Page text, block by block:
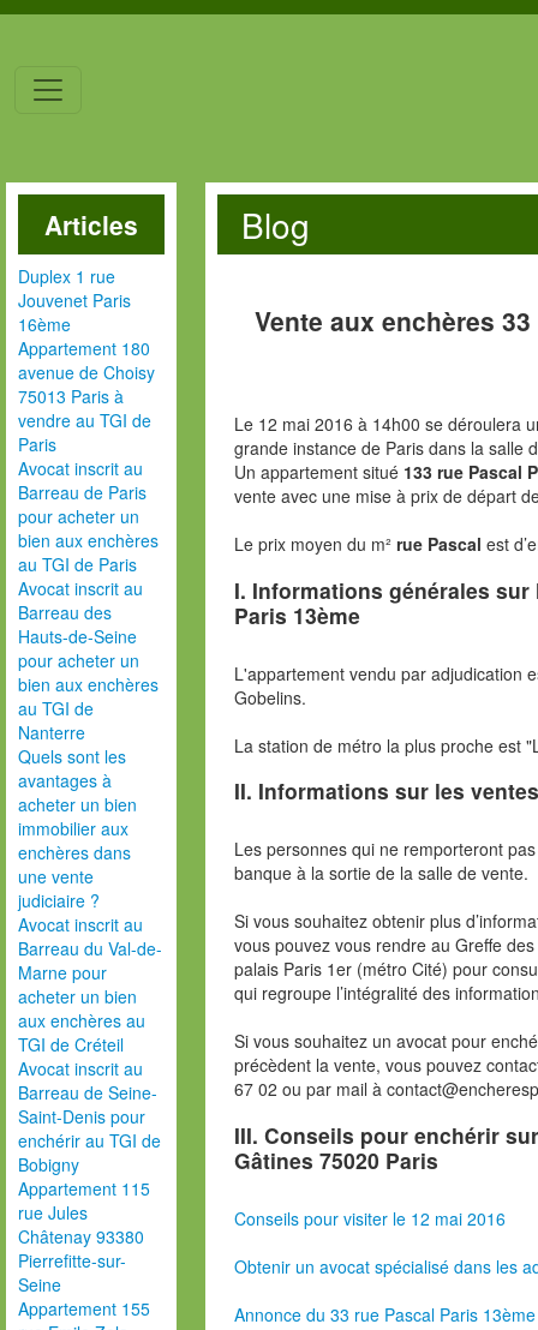
Articles
Duplex 1 rue
Jouvenet Paris
16ème
Appartement 180
avenue de Choisy
75013 Paris à
vendre au TGI de
Paris
Avocat inscrit au
Barreau de Paris
pour acheter un
bien aux enchères
au TGI de Paris
Avocat inscrit au
Barreau des
Hauts-de-Seine
pour acheter un
bien aux enchères
au TGI de
Nanterre
Quels sont les
avantages à
acheter un bien
immobilier aux
enchères dans
une vente
judiciaire ?
Avocat inscrit au
Barreau du Val-de-
Marne pour
acheter un bien
aux enchères au
TGI de Créteil
Avocat inscrit au
Barreau de Seine-
Saint-Denis pour
enchérir au TGI de
Bobigny
Appartement 115
rue Jules
Châtenay 93380
Pierrefitte-sur-
Seine
Appartement 155
Blog
Vente aux enchères
Le 12 mai 2016 à 14h00 se déroulera
grande instance de Paris dans la salle
Un appartement situé 133 rue Pascal
vente avec une mise à prix de départ
Le prix moyen du m² rue Pascal est
I. Informations générales
Paris 13ème
L'appartement vendu par adjudication
Gobelins.
La station de métro la plus proche est
II. Informations sur les
Les personnes qui ne remporteront
banque à la sortie de la salle de vente.
Si vous souhaitez obtenir plus
vous pouvez vous rendre au Greffe
palais Paris 1er (métro Cité) pour
qui regroupe l’intégralité des
Si vous souhaitez un avocat pour
précèdent la vente, vous pouvez
67 02 ou par mail à
III. Conseils pour enchérir
Gâtines 75020 Paris
Conseils pour visiter le 12 mai 2016
Obtenir un avocat spécialisé dans les
Annonce du 33 rue Pascal Paris 13ème